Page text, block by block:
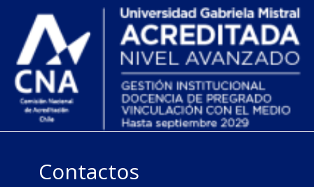
Contactos